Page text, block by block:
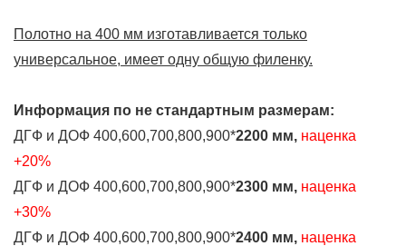
Полотно на 400 мм изготавливается только
универсальное, имеет одну общую филенку.
Информация по не стандартным размерам:
ДГФ и ДОФ 400,600,700,800,900*2200 мм, наценка
+20%
ДГФ и ДОФ 400,600,700,800,900*2300 мм, наценка
+30%
ДГФ и ДОФ 400,600,700,800,900*2400 мм, наценка